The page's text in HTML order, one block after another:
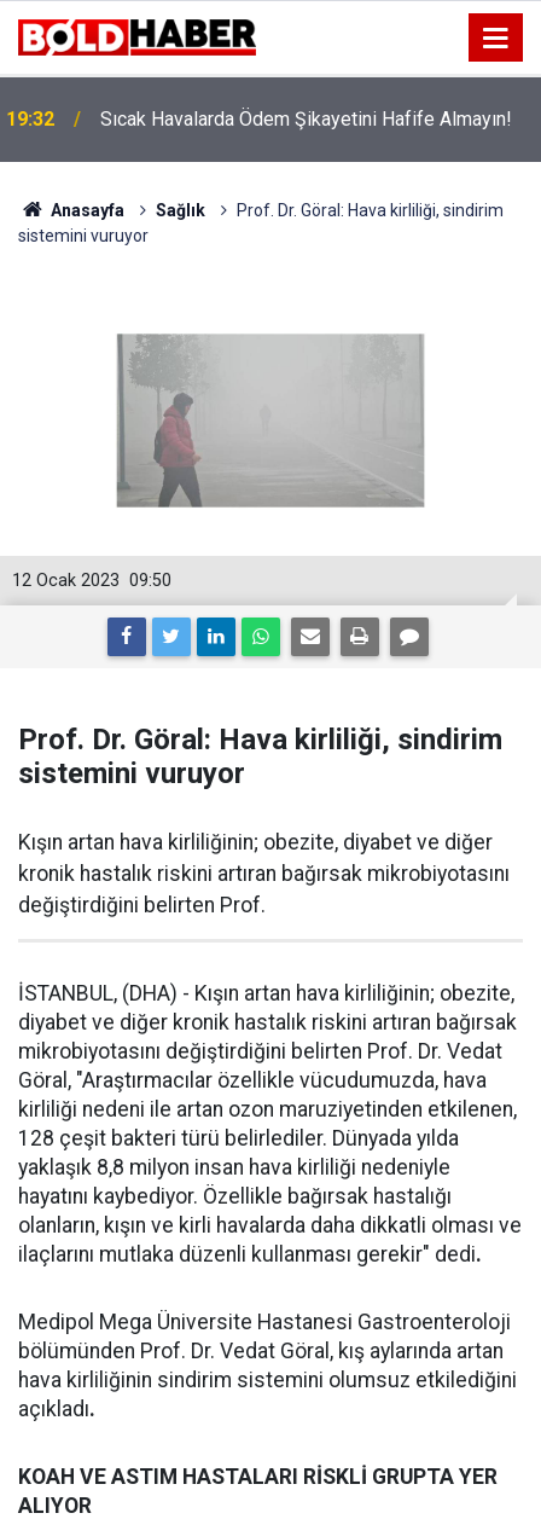
19:32 Sıcak Havalarda Ödem Şikayetini Hafife Almayın!
Anasayfa Sağlık
Prof. Dr. Göral: Hava kirliliği, sindirim
sistemini vuruyor
09:50
12 Ocak 2023
Prof. Dr. Göral: Hava kirliliği, sindirim
sistemini vuruyor
Kışın artan hava kirliliğinin; obezite, diyabet ve diğer
kronik hastalık riskini artıran bağırsak mikrobiyotasını
değiştirdiğini belirten Prof.
İSTANBUL, (DHA) - Kışın artan hava kirliliğinin; obezite,
diyabet ve diğer kronik hastalık riskini artıran bağırsak
mikrobiyotasını değiştirdiğini belirten Prof. Dr. Vedat
Göral, "Araştırmacılar özellikle vücudumuzda, hava
kirliliği nedeni ile artan ozon maruziyetinden etkilenen,
128 çeşit bakteri türü belirlediler. Dünyada yılda
yaklaşık 8,8 milyon insan hava kirliliği nedeniyle
hayatını kaybediyor. Özellikle bağırsak hastalığı
olanların, kışın ve kirli havalarda daha dikkatli olması ve
ilaçlarını mutlaka düzenli kullanması gerekir" dedi.
Medipol Mega Üniversite Hastanesi Gastroenteroloji
bölümünden Prof. Dr. Vedat Göral, kış aylarında artan
hava kirliliğinin sindirim sistemini olumsuz etkilediğini
açıkladı.
KOAH VE ASTIM HASTALARI RİSKLİ GRUPTA YER
ALIYOR